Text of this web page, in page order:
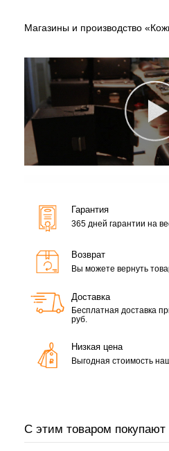
Магазины и производство
Гарантия
365 дней гарантии на
Возврат
Вы можете вернуть
Доставка
Бесплатная доставка
руб.
Низкая цена
Выгодная стоимость
С этим товаром покупают